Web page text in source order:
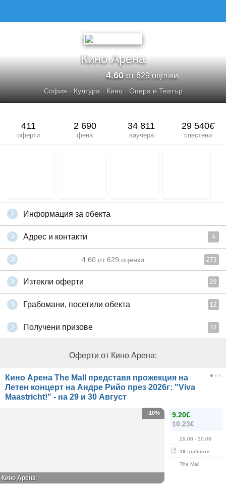
Кино Арена
4.60от 629 оценки
София· Култура· Кино· Опера и Театър
411
оферти
2 690
фена
34 811
ваучера
29 540€
спестени
Информация за обекта
Адрес и контакти 4
4.60 от 629 оценки 273
Изтекли оферти 20
Грабомани, посетили обекта 12
Получени призове 11
Оферти от Кино Арена:
Кино Арена The Mall представя прожекция на
Летен концерт на Андре Рийо през 2026г: "Viva
Maastricht!" - на 29 и 30 Август
9.20€
10.23€
29.08 - 30.08
19 грабнати
The Mall
-10%
Кино Арена